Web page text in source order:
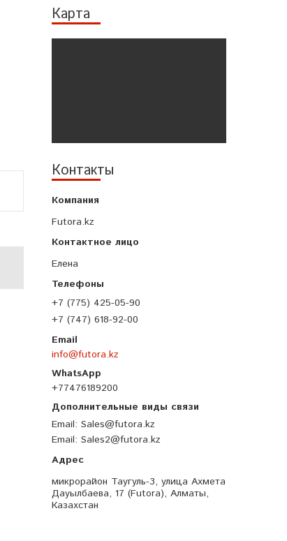
Карта
Контакты
Futora.kz
Елена
+7 (775) 425-05-90
+7 (747) 618-92-00
info@futora.kz
+77476189200
Email Sales@futora.kz
Email Sales2@futora.kz
микрорайон Таугуль-3, улица Ахмета
Дауылбаева, 17 (Futora), Алматы,
Казахстан